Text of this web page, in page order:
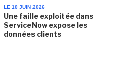
LE 10 JUIN 2026
Une faille exploitée dans
ServiceNow expose les
données clients